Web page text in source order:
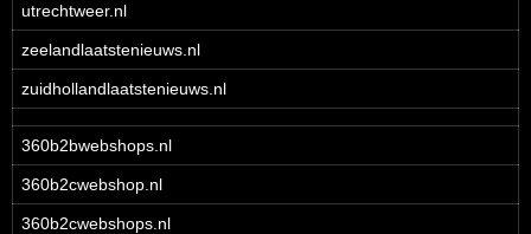
utrechtweer.nl
zeelandlaatstenieuws.nl
zuidhollandlaatstenieuws.nl
360b2bwebshops.nl
360b2cwebshop.nl
360b2cwebshops.nl